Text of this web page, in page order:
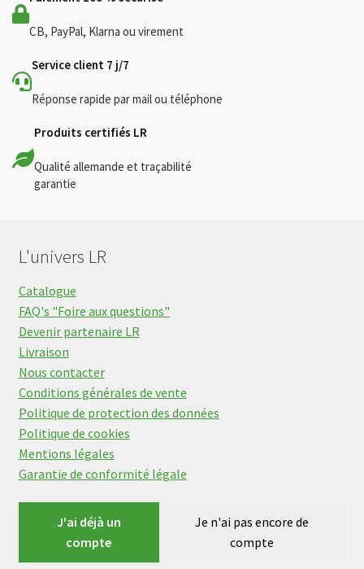
CB, PayPal, Klarna ou virement
Service client 7 j/7
Réponse rapide par mail ou téléphone
Produits certifiés LR
Qualité allemande et traçabilité
garantie
L'univers LR
Catalogue
FAQ's "Foire aux questions"
Devenir partenaire LR
Livraison
Nous contacter
Conditions générales de vente
Politique de protection des données
Politique de cookies
Mentions légales
Garantie de conformité légale
J'ai déjà un
compte
Je n'ai pas encore de
compte